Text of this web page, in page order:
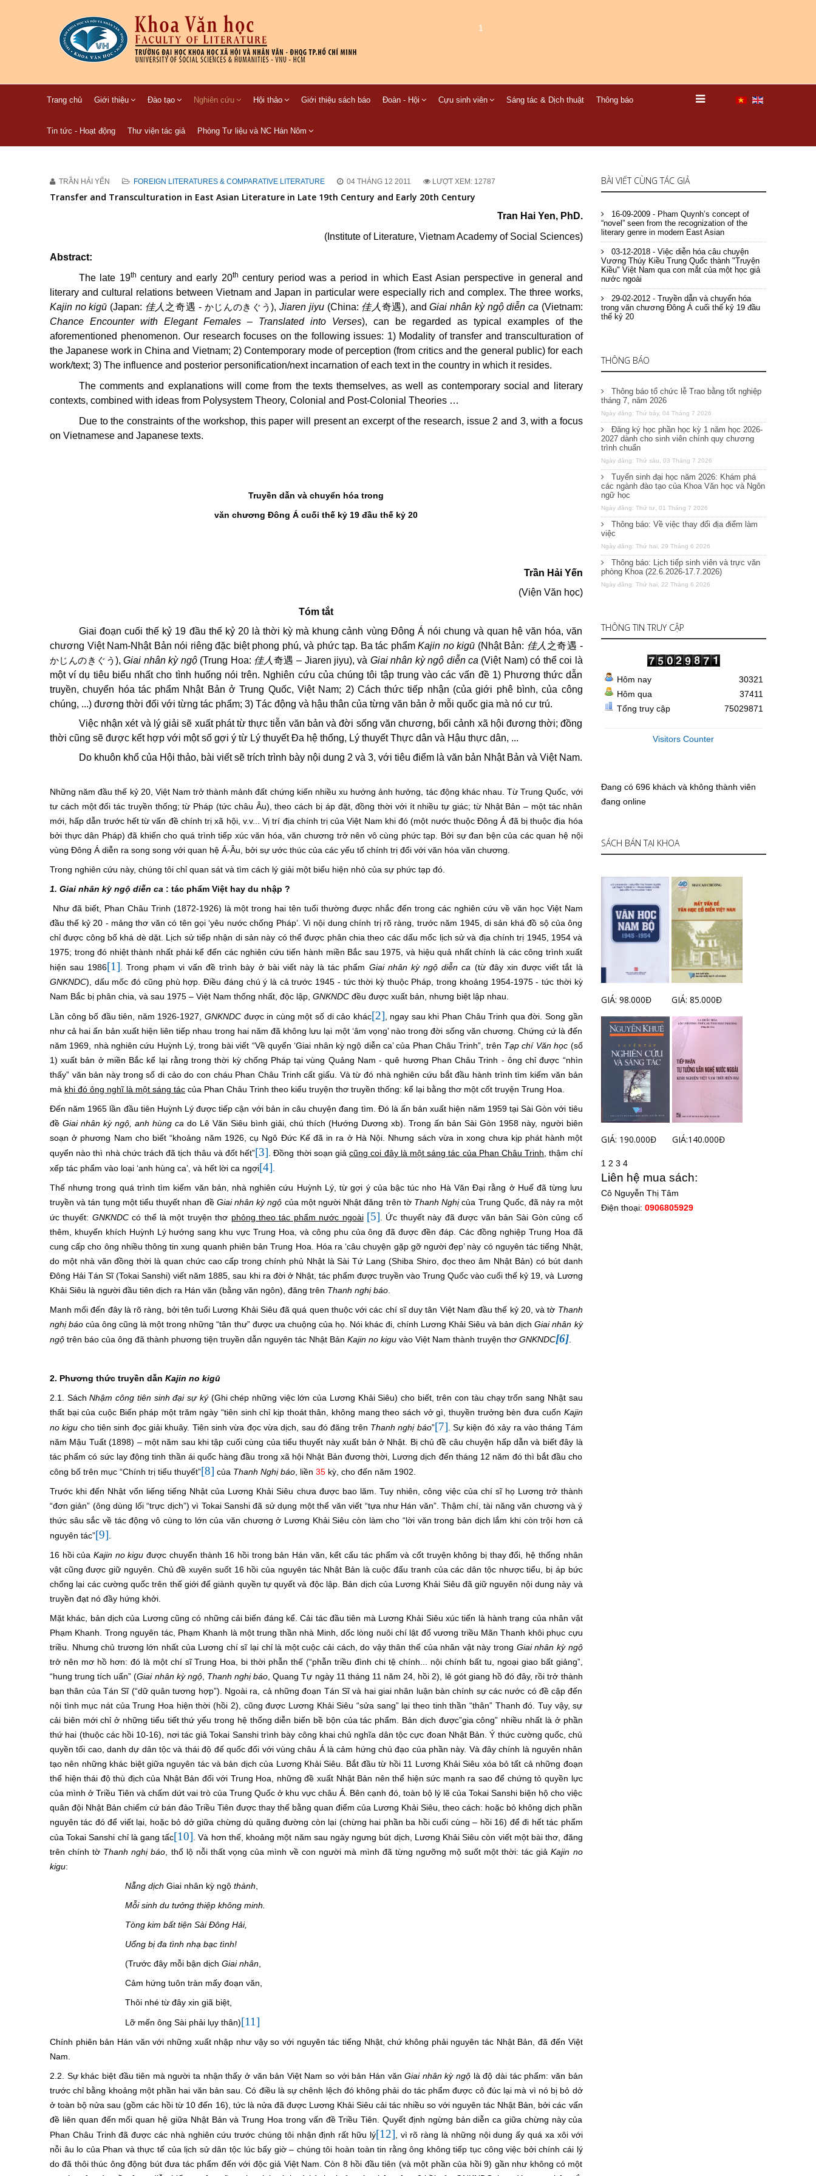
1
Trang chủ Giới thiệu Đào tạo Nghiên cứu Hội thảo Giới thiệu sách báo Đoàn - Hội Cựu sinh viên Sáng tác & Dịch thuật Thông báo
Tin tức - Hoạt động Thư viện tác giả Phòng Tư liệu và NC Hán Nôm
TRẦN HẢI YẾN FOREIGN LITERATURES & COMPARATIVE LITERATURE 04 THÁNG 12 2011 LƯỢT XEM: 12787
Transfer and Transculturation in East Asian Literature in Late 19th Century and Early 20th Century
Tran Hai Yen, PhD.
(Institute of Literature, Vietnam Academy of Social Sciences)
Abstract:
The late 19th century and early 20th century period was a period in which East Asian perspective in general and
literary and cultural relations between Vietnam and Japan in particular were especially rich and complex. The three works,
Kajin no kigū (Japan: 佳人 之奇遇 - かじんのきぐう),Jiaren jiyu (China: 佳人 奇遇), and Giai nhân kỳ ngộ diễn ca (Vietnam:
Chance Encounter with Elegant Females – Translated into Verses), can be regarded as typical examples of the
aforementioned phenomenon. Our research focuses on the following issues: 1) Modality of transfer and transculturation of
the Japanese work in China and Vietnam; 2) Contemporary mode of perception (from critics and the general public) for each
work/text; 3) The influence and posterior personification/next incarnation of each text in the country in which it resides.
The comments and explanations will come from the texts themselves, as well as contemporary social and literary
contexts, combined with ideas from Polysystem Theory, Colonial and Post-Colonial Theories …
Due to the constraints of the workshop, this paper will present an excerpt of the research, issue 2 and 3, with a focus
on Vietnamese and Japanese texts.
Truyền dẫn và chuyển hóa trong
văn chương Đông Á cuối thế kỷ 19 đầu thế kỷ 20
Trần Hải Yến
(Viện Văn học)
Tóm tắt
Giai đoạn cuối thế kỷ 19 đầu thế kỷ 20 là thời kỳ mà khung cảnh vùng Đông Á nói chung và quan hệ văn hóa, văn
chương Việt Nam-Nhật Bản nói riêng đặc biệt phong phú, và phức tạp. Ba tác phẩm Kajin no kigū (Nhật Bản: 佳人 之奇遇 -
かじんのきぐう ),Giai nhân kỳ ngộ (Trung Hoa: 佳人 奇遇 – Jiaren jiyu), và Giai nhân kỳ ngộ diễn ca (Việt Nam) có thể coi là
một ví dụ tiêu biểu nhất cho tình huống nói trên. Nghiên cứu của chúng tôi tập trung vào các vấn đề 1) Phương thức dẫn
truyền, chuyển hóa tác phẩm Nhật Bản ở Trung Quốc, Việt Nam; 2) Cách thức tiếp nhận (của giới phê bình, của công
chúng, ...) đương thời đối với từng tác phẩm; 3) Tác động và hậu thân của từng văn bản ở mỗi quốc gia mà nó cư trú.
Việc nhận xét và lý giải sẽ xuất phát từ thực tiễn văn bản và đời sống văn chương, bối cảnh xã hội đương thời; đồng
thời cũng sẽ được kết hợp với một số gợi ý từ Lý thuyết Đa hệ thống, Lý thuyết Thực dân và Hậu thực dân, ...
Do khuôn khổ của Hội thảo, bài viết sẽ trích trình bày nội dung 2 và 3, với tiêu điểm là văn bản Nhật Bản và Việt Nam.
Những năm đầu thế kỷ 20, Việt Nam trở thành mảnh đất chứng kiến nhiều xu hướng ảnh hưởng, tác động khác nhau. Từ Trung Quốc, với
tư cách một đối tác truyền thống; từ Pháp (tức châu Âu), theo cách bị áp đặt, đồng thời với ít nhiều tự giác; từ Nhật Bản – một tác nhân
mới, hấp dẫn trước hết từ vấn đề chính trị xã hội, v.v... Vị trí địa chính trị của Việt Nam khi đó (một nước thuộc Đông Á đã bị thuộc địa hóa
bởi thực dân Pháp) đã khiến cho quá trình tiếp xúc văn hóa, văn chương trở nên vô cùng phức tạp. Bởi sự đan bện của các quan hệ nội
vùng Đông Á diễn ra song song với quan hệ Á-Âu, bởi sự ước thúc của các yếu tố chính trị đối với văn hóa văn chương.
Trong nghiên cứu này, chúng tôi chỉ quan sát và tìm cách lý giải một biểu hiện nhỏ của sự phức tạp đó.
1. Giai nhân kỳ ngộ diễn ca : tác phẩm Việt hay du nhập ?
Như đã biết, Phan Châu Trinh (1872-1926) là một trong hai tên tuổi thường được nhắc đến trong các nghiên cứu về văn học Việt Nam
đầu thế kỷ 20 - mảng thơ văn có tên gọi ‘yêu nước chống Pháp’. Vì nội dung chính trị rõ ràng, trước năm 1945, di sản khá đồ sộ của ông
chỉ được công bố khá dè dặt. Lịch sử tiếp nhận di sản này có thể được phân chia theo các dấu mốc lịch sử và địa chính trị 1945, 1954 và
1975; trong đó nhiệt thành nhất phải kể đến các nghiên cứu tiến hành miền Bắc sau 1975, và hiệu quả nhất chính là các công trình xuất
hiện sau 1986[1] . Trong phạm vi vấn đề trình bày ở bài viết này là tác phẩm Giai nhân kỳ ngộ diễn ca (từ đây xin được viết tắt là
GNKNDC), dấu mốc đó cũng phù hợp. Điều đáng chú ý là cả trước 1945 - tức thời kỳ thuộc Pháp, trong khoảng 1954-1975 - tức thời kỳ
Nam Bắc bị phân chia, và sau 1975 – Việt Nam thống nhất, độc lập, GNKNDC đều được xuất bản, nhưng biệt lập nhau.
Lần công bố đầu tiên, năm 1926-1927,GNKNDC được in cùng một số di cảo khác[2] , ngay sau khi Phan Châu Trinh qua đời. Song gần
như cả hai ấn bản xuất hiện liên tiếp nhau trong hai năm đã không lưu lại một ‘âm vọng’ nào trong đời sống văn chương. Chứng cứ là đến
năm 1969, nhà nghiên cứu Huỳnh Lý, trong bài viết “Về quyển ‘Giai nhân kỳ ngộ diễn ca’ của Phan Châu Trinh”, trên Tạp chí Văn học (số
1) xuất bản ở miền Bắc kể lại rằng trong thời kỳ chống Pháp tại vùng Quảng Nam - quê hương Phan Châu Trinh - ông chỉ được “nhìn
thấy” văn bản này trong số di cảo do con cháu Phan Châu Trinh cất giấu. Và từ đó nhà nghiên cứu bắt đầu hành trình tìm kiếm văn bản
mà khi đó ông nghĩ là một sáng tác của Phan Châu Trinh theo kiểu truyện thơ truyền thống: kể lại bằng thơ một cốt truyện Trung Hoa.
Đến năm 1965 lần đầu tiên Huỳnh Lý được tiếp cận với bản in câu chuyện đang tìm. Đó là ấn bản xuất hiện năm 1959 tại Sài Gòn với tiêu
đềGiai nhân kỳ ngộ, anh hùng cado Lê Văn Siêu bình giải, chú thích (Hướng Dương xb). Trong ấn bản Sài Gòn 1958 này, người biên
soạn ở phương Nam cho biết “khoảng năm 1926, cụ Ngô Đức Kế đã in ra ở Hà Nội. Nhưng sách vừa in xong chưa kịp phát hành một
quyển nào thì nhà chức trách đã tịch thâu và đốt hết”[3] . Đồng thời soạn giảcũng coi đây là một sáng tác của Phan Châu Trinh , thậm chí
xếp tác phẩm vào loại ‘anh hùng ca’, và hết lời ca ngợi[4]
Thế nhưng trong quá trình tìm kiếm văn bản, nhà nghiên cứu Huỳnh Lý, từ gợi ý của bậc túc nho Hà Văn Đại rằng ở Huế đã từng lưu
truyền và tán tụng một tiểu thuyết nhan đề Giai nhân kỳ ngộ của một người Nhật đăng trên tờ Thanh Nghịcủa Trung Quốc, đã nảy ra một
ức thuyết: GNKNDCcó thể là một truyện thơ phỏng theo tác phẩm nước ngoài [5] . Ức thuyết này đã được văn bản Sài Gòn củng cố
thêm, khuyến khích Huỳnh Lý hướng sang khu vực Trung Hoa, và công phu của ông đã được đền đáp. Các đồng nghiệp Trung Hoa đã
cung cấp cho ông nhiều thông tin xung quanh phiên bản Trung Hoa. Hóa ra ‘câu chuyện gặp gỡ người đẹp’ này có nguyên tác tiếng Nhật,
do một nhà văn đồng thời là quan chức cao cấp trong chính phủ Nhật là Sài Tứ Lang (Shiba Shiro, đọc theo âm Nhật Bản) có bút danh
Đông Hải Tán Sĩ (Tokai Sanshi) viết năm 1885, sau khi ra đời ở Nhật, tác phẩm được truyền vào Trung Quốc vào cuối thế kỷ 19, và Lương
Khải Siêu là người đầu tiên dịch ra Hán văn (bằng văn ngôn), đăng trên Thanh nghị báo
Manh mối đến đây là rõ ràng, bởi tên tuổi Lương Khải Siêu đã quá quen thuộc với các chí sĩ duy tân Việt Nam đầu thế kỷ 20, và tờ Thanh
nghị báocủa ông cũng là một trong những “tân thư” được ưa chuộng của họ. Nói khác đi, chính Lương Khải Siêu và bản dịchGiai nhân kỳ
ngộ trên báo của ông đã thành phương tiện truyền dẫn nguyên tác Nhật Bản Kajin no kigu vào Việt Nam thành truyện thơ GNKNDC[6]
2. Phương thức truyền dẫn Kajin no kigū
2.1. SáchNhậm công tiên sinh đại sự ký (Ghi chép những việc lớn của Lương Khải Siêu) cho biết, trên con tàu chạy trốn sang Nhật sau
thất bại của cuộc Biến pháp một trăm ngày “tiên sinh chỉ kịp thoát thân, không mang theo sách vở gì, thuyền trưởng bèn đưa cuốn Kajin
no kigu cho tiên sinh đọc giải khuây. Tiên sinh vừa đọc vừa dịch, sau đó đăng trên Thanh nghị báo”[7] . Sự kiện đó xảy ra vào tháng Tám
năm Mậu Tuất (1898) – một năm sau khi tập cuối cùng của tiểu thuyết này xuất bản ở Nhật. Bị chủ đề câu chuyện hấp dẫn và biết đây là
tác phẩm có sức lay động tinh thần ái quốc hàng đầu trong xã hội Nhật Bản đương thời, Lương dịch đến tháng 12 năm đó thì bắt đầu cho
công bố trên mục “Chính trị tiểu thuyết”[8] của Thanh Nghị báo , liền 35 kỳ, cho đến năm 1902.
Trước khi đến Nhật vốn liếng tiếng Nhật của Lương Khải Siêu chưa được bao lăm. Tuy nhiên, công việc của chí sĩ họ Lương trở thành
“đơn giản” (ông dùng lối “trực dịch”) vì Tokai Sanshi đã sử dụng một thể văn viết “tựa như Hán văn”. Thậm chí, tài năng văn chương và ý
thức sâu sắc về tác động vô cùng to lớn của văn chương ở Lương Khải Siêu còn làm cho “lời văn trong bản dịch lắm khi còn trội hơn cả
nguyên tác”[9]
16 hồi củaKajin no kiguđược chuyển thành 16 hồi trong bản Hán văn, kết cấu tác phẩm và cốt truyện không bị thay đổi, hệ thống nhân
vật cũng được giữ nguyên. Chủ đề xuyên suốt 16 hồi của nguyên tác Nhật Bản là cuộc đấu tranh của các dân tộc nhược tiểu, bị áp bức
chống lại các cường quốc trên thế giới để giành quyền tự quyết và độc lập. Bản dịch của Lương Khải Siêu đã giữ nguyên nội dung này và
truyền đạt nó đầy hứng khởi.
Mặt khác, bản dịch của Lương cũng có những cải biến đáng kể. Cải tác đầu tiên mà Lương Khải Siêu xúc tiến là hành trạng của nhân vật
Phạm Khanh. Trong nguyên tác, Phạm Khanh là một trung thần nhà Minh, dốc lòng nuôi chí lật đổ vương triều Mãn Thanh khôi phục cựu
triều. Nhưng chủ trương lớn nhất của Lương chí sĩ lại chỉ là một cuộc cải cách, do vậy thân thế của nhân vật này trong Giai nhân kỳ ngộ
trở nên mơ hồ hơn: đó là một chí sĩ Trung Hoa, bi thời phẫn thế (“phẫn triều đình chi tệ chính... nội chính bất tu, ngoại giao bất giảng”,
“hung trung tích uẩn” (Giai nhân kỳ ngộ, Thanh nghị báo , Quang Tự ngày 11 tháng 11 năm 24, hồi 2), lê gót giang hồ đó đây, rồi trở thành
bạn thân của Tán Sĩ (“dữ quân tương hợp”). Ngoài ra, cả những đoạn Tán Sĩ và hai giai nhân luận bàn chính sự các nước có đề cập đến
nội tình mục nát của Trung Hoa hiện thời (hồi 2), cũng được Lương Khải Siêu “sửa sang” lại theo tinh thần “thân” Thanh đó. Tuy vậy, sự
cải biên mới chỉ ở những tiểu tiết thứ yếu trong hệ thống diễn biến bề bộn của tác phẩm. Bản dịch được”gia công” nhiều nhất là ở phần
thứ hai (thuộc các hồi 10-16), nơi tác giả Tokai Sanshi trình bày công khai chủ nghĩa dân tộc cực đoan Nhật Bản. Ý thức cường quốc, chủ
quyền tối cao, danh dự dân tộc và thái độ đế quốc đối với vùng châu Á là cảm hứng chủ đạo của phần này. Và đây chính là nguyên nhân
tạo nên những khác biệt giữa nguyên tác và bản dịch của Lương Khải Siêu. Bắt đầu từ hồi 11 Lương Khải Siêu xóa bỏ tất cả những đoạn
thể hiện thái độ thù địch của Nhật Bản đối với Trung Hoa, những đề xuất Nhật Bản nên thể hiện sức mạnh ra sao để chứng tỏ quyền lực
của mình ở Triều Tiên và chấm dứt vai trò của Trung Quốc ở khu vực châu Á. Bên cạnh đó, toàn bộ lý lẽ của Tokai Sanshi biện hộ cho việc
quân đội Nhật Bản chiếm cứ bán đảo Triều Tiên được thay thế bằng quan điểm của Lương Khải Siêu, theo cách: hoặc bỏ không dịch phần
nguyên tác đó để viết lại, hoặc bỏ dở giữa chừng dù quãng đường còn lại (chừng hai phần ba hồi cuối cùng – hồi 16) để đi hết tác phẩm
của Tokai Sanshi chỉ là gang tấc[10] . Và hơn thế, khoảng một năm sau ngày ngưng bút dịch, Lương Khải Siêu còn viết một bài thơ, đăng
trên chính tờ Thanh nghị báo , thổ lộ nỗi thất vọng của mình về con người mà mình đã từng ngưỡng mộ suốt một thời: tác giảKajin no
kigu:
Nẵng dịch Giai nhân kỳ ngộ thành
Mỗi sinh du tưởng thiệp không minh.
Tòng kim bất tiện Sài Đông Hải,
Uổng bị đa tình nhạ bạc tình!
(Trước đây mỗi bận dịch Giai nhân
Cảm hứng tuôn tràn mấy đoạn văn,
Thôi nhé từ đây xin giã biệt,
Lỡ mến ông Sài phải lụy thân)[11]
Chính phiên bản Hán văn với những xuất nhập như vậy so với nguyên tác tiếng Nhật, chứ không phải nguyên tác Nhật Bản, đã đến Việt
Nam.
2.2. Sự khác biệt đầu tiên mà người ta nhận thấy ở văn bản Việt Nam so với bản Hán vănGiai nhân kỳ ngộ là độ dài tác phẩm: văn bản
trước chỉ bằng khoảng một phần hai văn bản sau. Có điều là sự chênh lệch đó không phải do tác phẩm được cô đúc lại mà vì nó bị bỏ dở
ở toàn bộ nửa sau (gồm các hồi từ 10 đến 16), tức là nửa đã được Lương Khải Siêu cải tác nhiều so với nguyên tác Nhật Bản, bởi các vấn
đề liên quan đến mối quan hệ giữa Nhật Bản và Trung Hoa trong vấn đề Triều Tiên. Quyết định ngừng bản diễn ca giữa chừng này của
Phan Châu Trinh đã được các nhà nghiên cứu trước chúng tôi nhận định rất hữu lý[12] , vì rõ ràng là những nội dung ấy quá xa xôi với
nỗi âu lo của Phan và thực tế của lịch sử dân tộc lúc bấy giờ – chúng tôi hoàn toàn tin rằng ông không tiếp tục công việc bởi chính cái lý
do đã thôi thúc ông động bút đưa tác phẩm đến với độc giả Việt Nam. Còn 8 hồi đầu tiên (và một phần của hồi 9) gần như không có một
BÀI VIẾT CÙNG TÁC GIẢ
16-09-2009 - Pham Quynh’s concept of
“novel” seen from the recognization of the
literary genre in modern East Asian
03-12-2018 - Việc diễn hóa câu chuyện
Vương Thúy Kiều Trung Quốc thành "Truyện
Kiều" Việt Nam qua con mắt của một học giả
nước ngoài
29-02-2012 - Truyền dẫn và chuyển hóa
trong văn chương Đông Á cuối thế kỷ 19 đầu
thế kỷ 20
THÔNG BÁO
Thông báo tổ chức lễ Trao bằng tốt nghiệp
tháng 7, năm 2026
Ngày đăng: Thứ bảy, 04 Tháng 7 2026
Đăng ký học phần học kỳ 1 năm học 2026-
2027 dành cho sinh viên chính quy chương
trình chuẩn
Ngày đăng: Thứ sáu, 03 Tháng 7 2026
Tuyển sinh đại học năm 2026: Khám phá
các ngành đào tạo của Khoa Văn học và Ngôn
ngữ học
Ngày đăng: Thứ tư, 01 Tháng 7 2026
Thông báo: Về việc thay đổi địa điểm làm
việc
Ngày đăng: Thứ hai, 29 Tháng 6 2026
Thông báo: Lịch tiếp sinh viên và trực văn
phòng Khoa (22.6.2026-17.7.2026)
Ngày đăng: Thứ hai, 22 Tháng 6 2026
THÔNG TIN TRUY CẬP
Hôm nay
Hôm qua
Tổng truy cập
30321
37411
75029871
Visitors Counter
Đang có 696 khách và không thành viên
đang online
SÁCH BÁN TẠI KHOA
GIÁ: 98.000Đ GIÁ: 85.000Đ
GIÁ: 190.000Đ GIÁ:140.000Đ
1 2 3 4
Liên hệ mua sách:
Cô Nguyễn Thị Tâm
Điện thoại: 0906805929